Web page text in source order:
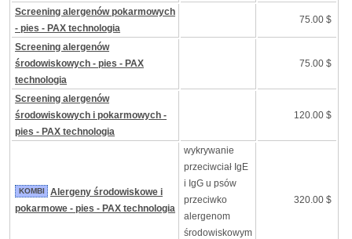
Screening alergenów pokarmowych
- pies - PAX technologia
75.00 $
Screening alergenów
środowiskowych - pies - PAX
technologia
75.00 $
Screening alergenów
środowiskowych i pokarmowych -
pies - PAX technologia
120.00 $
KOMBI
Alergeny środowiskowe i
pokarmowe - pies - PAX technologia
wykrywanie
przeciwciał IgE
i IgG u psów
przeciwko
alergenom
środowiskowym
320.00 $